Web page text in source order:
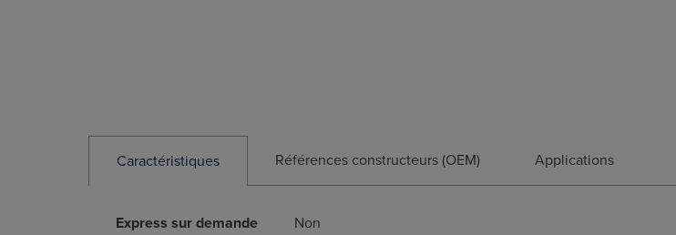
Caractéristiques Références constructeurs (OEM) Applications
Express sur demande
Non